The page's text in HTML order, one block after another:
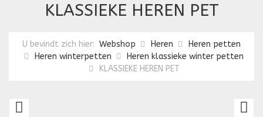
KLASSIEKE HEREN PET
U bevindt zich hier: Webshop Heren
Heren petten
Heren winterpetten
Heren klassieke winter petten
KLASSIEKE HEREN PET